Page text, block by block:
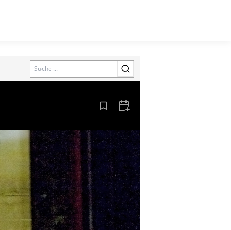
Search
Aus den Lesezeichen entfernen
Zum Kalender hinzufügen